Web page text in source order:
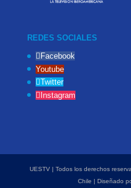
REDES SOCIALES
Facebook
Youtube
Twitter
Instagram
UESTV | Todos los derechos
Chile | Diseñado